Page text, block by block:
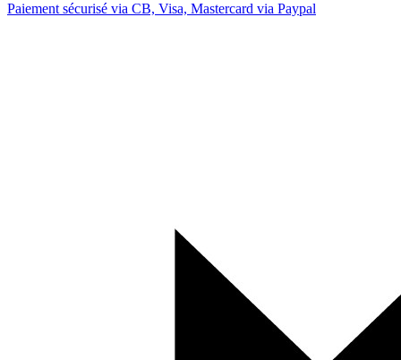
Paiement sécurisé via CB, Visa, Mastercard via Paypal